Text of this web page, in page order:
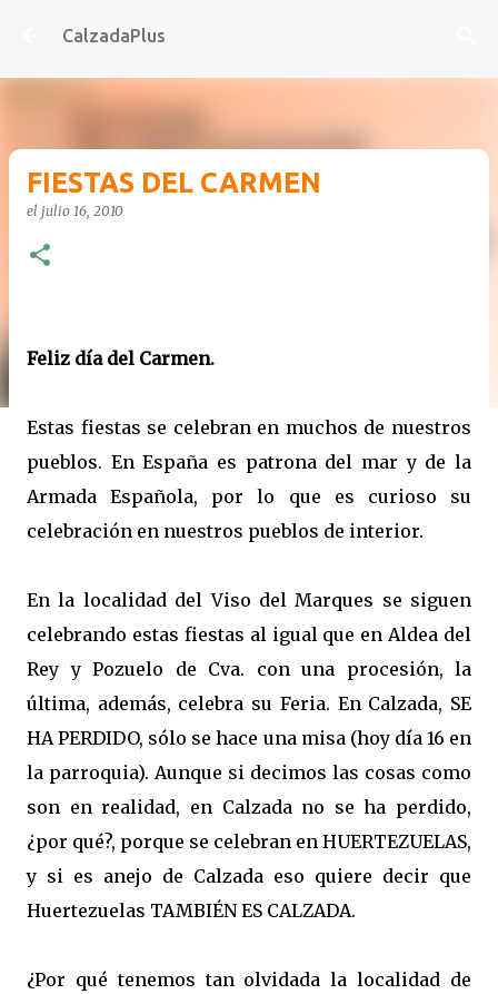
Ir al contenido principal
CalzadaPlus
FIESTAS DEL CARMEN
el julio 16, 2010
Feliz día del Carmen.
Estas fiestas se celebran en muchos de nuestros
pueblos. En España es patrona del mar y de la
Armada Española, por lo que es curioso su
celebración en nuestros pueblos de interior.
En la localidad del Viso del Marques se siguen
celebrando estas fiestas al igual que en Aldea del
Rey y Pozuelo de Cva. con una procesión, la
última, además, celebra su Feria. En Calzada, SE
HA PERDIDO, sólo se hace una misa (hoy día 16 en
la parroquia). Aunque si decimos las cosas como
son en realidad, en Calzada no se ha perdido,
¿por qué?, porque se celebran en HUERTEZUELAS,
y si es anejo de Calzada eso quiere decir que
Huertezuelas TAMBIÉN ES CALZADA.
¿Por qué tenemos tan olvidada la localidad de